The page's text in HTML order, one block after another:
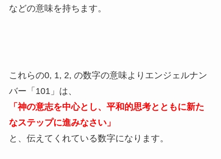
などの意味を持ちます。
これらの0, 1, 2, の数字の意味よりエンジェルナン
バー「101」は、
「神の意志を中心とし、平和的思考とともに新た
なステップに進みなさい」
と、伝えてくれている数字になります。